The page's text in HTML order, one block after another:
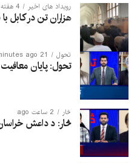
رویداد های اخیر 4 هفته ago
هزاران تن در کابل
تحول 21 minutes ago
تحول: پایان معافیت
څار 2 ساعت ago
څار: د داعش